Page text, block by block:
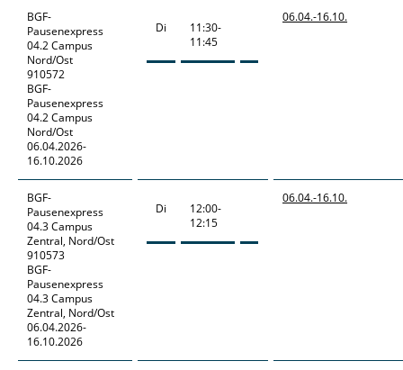
BGF-
Pausenexpress
04.2 Campus
Nord/Ost
910572
BGF-
Pausenexpress
04.2 Campus
Nord/Ost
06.04.2026-
16.10.2026
Di
11:30-
11:45
06.04.-16.10.
BGF-
Pausenexpress
04.3 Campus
Zentral, Nord/Ost
910573
BGF-
Pausenexpress
04.3 Campus
Zentral, Nord/Ost
06.04.2026-
16.10.2026
Di
12:00-
12:15
06.04.-16.10.